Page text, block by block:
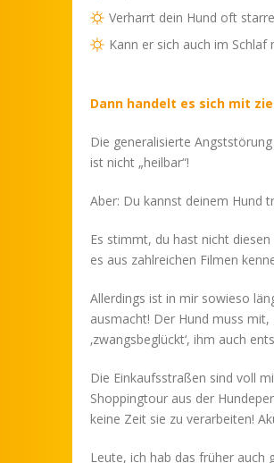
Verharrt dein Hund oft
Kann er sich auch im
Dann handelt es sich mit
Die generalisierte
ist nicht „heilbar“!
Aber: Du kannst deinem Hund
Es stimmt, du hast nicht
es aus zahlreichen Filmen
Allerdings ist in mir sowieso
ausmacht! Der Hund muss
‚zwangsbeglückt‘, ihm auch
Die Einkaufsstraßen sind voll
Shoppingtour aus der
keine Zeit sie zu verarbeiten!
Leute, ich hab das früher auch